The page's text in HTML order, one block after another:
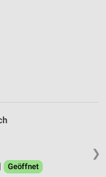
❯
Geöffnet